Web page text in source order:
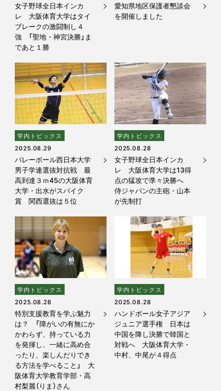
女子野球全日本インカ
レ 大阪体育大学はタイ
ブレークの激闘制し４
強 「聖地・神宮決勝」ま
であと１勝
愛知県地区保護者懇談会
を開催しました
学内トピックス
2025.08.29
バレーボール西日本大学
男子学連選抜対抗戦 最
高到達３ｍ45の大阪体育
大学・出水がスパイク
賞 関西選抜は５位
学内トピックス
2025.08.28
女子野球全日本インカ
レ 大阪体育大学は13得
点の猛攻で準々決勝へ
侍ジャパンの主砲・山本
が先制打
学内トピックス
2025.08.28
特別支援教育を学ぶ魅力
は？ 「障がいの有無にか
かわらず、持っている力
を発揮し、一緒に高め合
ったり、楽しんだりでき
る方法を学べること」 大
阪体育大学教育学部・高
村梨麗（りま）さん
学内トピックス
2025.08.28
ハンドボール女子アジア
ジュニア選手権 日本は
中国を降し決勝で韓国と
対戦へ 大阪体育大学・
中村、中尾が４得点